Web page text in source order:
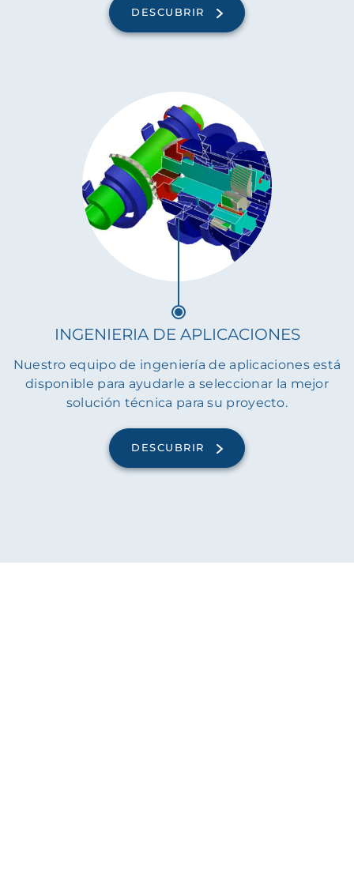
DESCUBRIR
INGENIERIA DE APLICACIONES
Nuestro equipo de ingeniería de aplicaciones está
disponible para ayudarle a seleccionar la mejor
solución técnica para su proyecto.
DESCUBRIR